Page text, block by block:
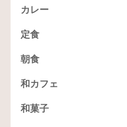
カレー
定食
朝食
和カフェ
和菓子